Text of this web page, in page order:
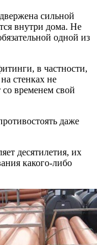
сильной
внутри дома. Не
одной из
в частности,
стенках не
временем свой
даже
десятилетия, их
какого-либо